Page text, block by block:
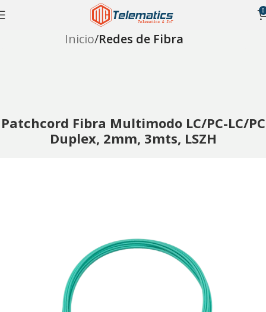
0
Inicio Redes de Fibra
Patchcord Fibra Multimodo LC/PC-LC/PC
Duplex, 2mm, 3mts, LSZH